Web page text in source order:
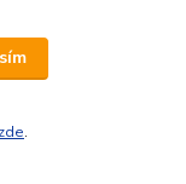
zde.